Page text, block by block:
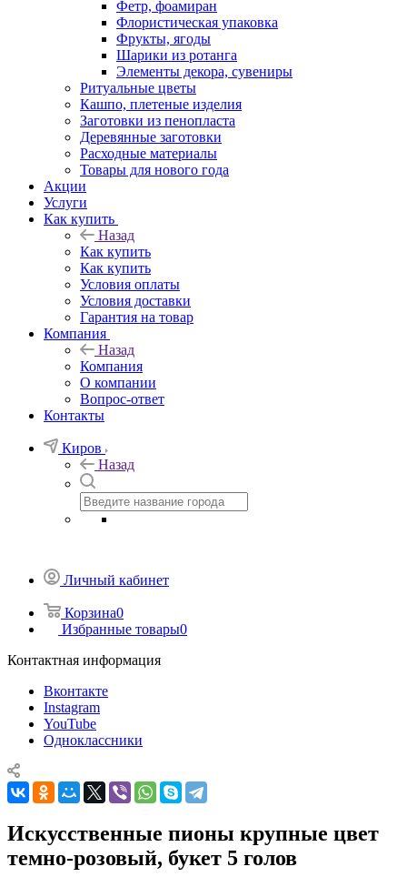
Фетр, фоамиран
Флористическая упаковка
Фрукты, ягоды
Шарики из ротанга
Элементы декора, сувениры
Ритуальные цветы
Кашпо, плетеные изделия
Заготовки из пенопласта
Деревянные заготовки
Расходные материалы
Товары для нового года
Акции
Услуги
Как купить
Назад
Как купить
Как купить
Условия оплаты
Условия доставки
Гарантия на товар
Компания
Назад
Компания
О компании
Вопрос-ответ
Контакты
Киров
Назад
Личный кабинет
Корзина0
Избранные товары0
Контактная информация
Вконтакте
Instagram
YouTube
Одноклассники
Искусственные пионы крупные цвет
темно-розовый, букет 5 голов